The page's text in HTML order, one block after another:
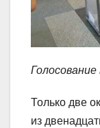
Голосование
Только две
из